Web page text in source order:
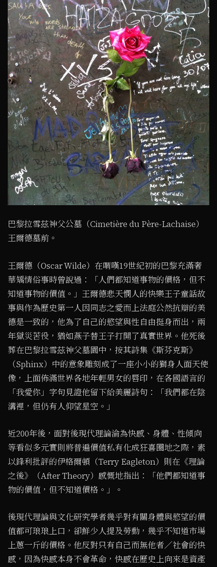
巴黎拉雪茲神父公墓（Cimetière du Père-Lachaise）
王爾德墓前。
王爾德（Oscar Wilde）在喟嘆19世紀初的巴黎充滿奢
華矯情俗事時曾說過：「人們都知道事物的價格，但不
知道事物的價值。」王爾德悲天憫人的快樂王子童話故
事與作為歷史第一人因同志之愛而上法庭公然抗辯的美
德是一致的，他為了自己的慾望與性自由挺身而出，兩
年獄災苦役，猶如燕子替王子打開了真實世界。他死後
葬在巴黎拉雪茲神父墓園中，按其詩集《斯芬克斯》
（Sphinx）中的意象雕刻成了一座小小的獅身人面天使
像，上面佈滿世界各地年輕男女的唇印，在各國語言的
「我愛你」字句見證他留下給美麗詩句：「我們都在陰
溝裡，但仍有人仰望星空。」
近200年後，面對後現代理論淪為快感、身體、性傾向
等看似多元實則將普遍價值私有化成狂喜圈地之際，素
以鋒利批評的伊格爾頓（Terry Eagleton）則在《理論
之後》（After Theory）感慨地指出：「他們都知道事
物的價值，但不知道價格。」。
後現代理論與文化研究學者幾乎對有關身體與慾望的價
值都可琅琅上口，卻鮮少人提及勞動，幾乎不知道市場
上蔥一斤的價格。他反對只有自己而無他者／社會的快
感，因為快感本身不會革命，快感在歷史上向來是資產